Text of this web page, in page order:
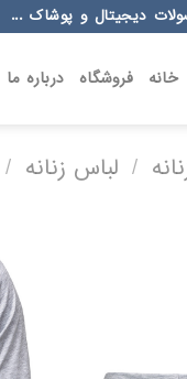
دیجیتال و پوشاک ...
خانه فروشگاه درباره ما
/ لباس زنانه /